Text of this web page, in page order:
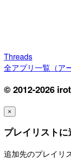
Threads
全アプリ一覧（ア
© 2012-2026
×
プレイリストに
追加先のプレイリ